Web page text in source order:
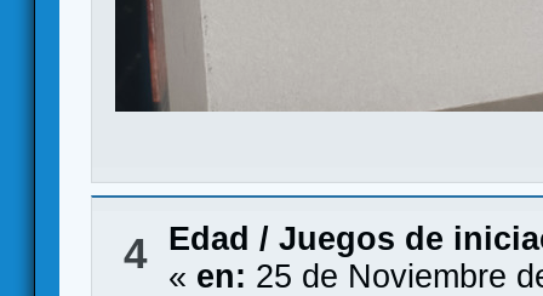
4 Edad / Juegos de
« en: 25 de Noviembre